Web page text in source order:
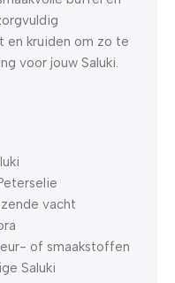
en kruiden om zo te
voor jouw Saluki.
vacht
of smaakstoffen
Saluki